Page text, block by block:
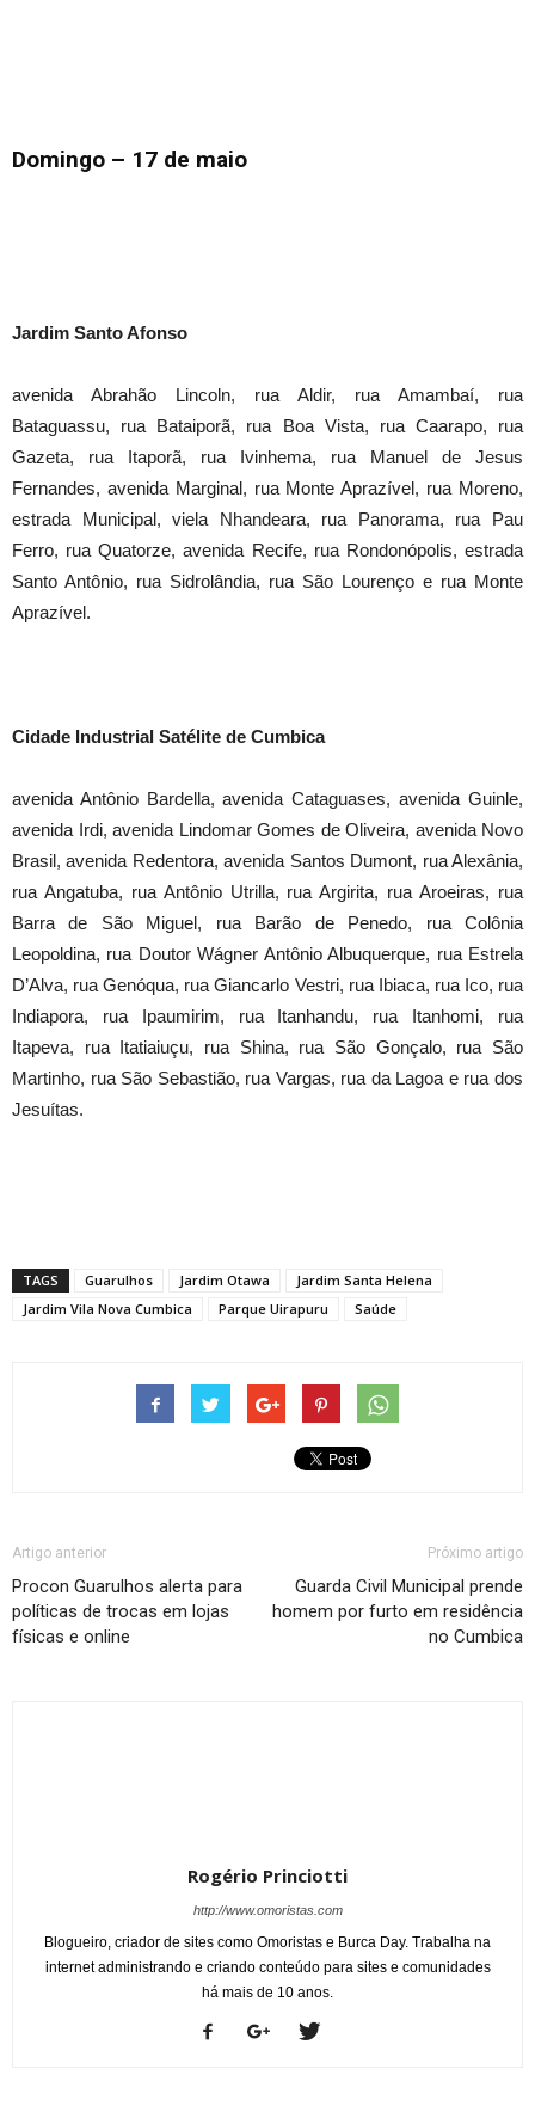
Domingo – 17 de maio
Jardim Santo Afonso
avenida Abrahão Lincoln, rua Aldir, rua Amambaí, rua
Bataguassu, rua Bataiporã, rua Boa Vista, rua Caarapo, rua
Gazeta, rua Itaporã, rua Ivinhema, rua Manuel de Jesus
Fernandes, avenida Marginal, rua Monte Aprazível, rua Moreno,
estrada Municipal, viela Nhandeara, rua Panorama, rua Pau
Ferro, rua Quatorze, avenida Recife, rua Rondonópolis, estrada
Santo Antônio, rua Sidrolândia, rua São Lourenço e rua Monte
Aprazível.
Cidade Industrial Satélite de Cumbica
avenida Antônio Bardella, avenida Cataguases, avenida Guinle,
avenida Irdi, avenida Lindomar Gomes de Oliveira, avenida Novo
Brasil, avenida Redentora, avenida Santos Dumont, rua Alexânia,
rua Angatuba, rua Antônio Utrilla, rua Argirita, rua Aroeiras, rua
Barra de São Miguel, rua Barão de Penedo, rua Colônia
Leopoldina, rua Doutor Wágner Antônio Albuquerque, rua Estrela
D’Alva, rua Genóqua, rua Giancarlo Vestri, rua Ibiaca, rua Ico, rua
Indiapora, rua Ipaumirim, rua Itanhandu, rua Itanhomi, rua
Itapeva, rua Itatiaiuçu, rua Shina, rua São Gonçalo, rua São
Martinho, rua São Sebastião, rua Vargas, rua da Lagoa e rua dos
Jesuítas.
TAGS Guarulhos Jardim Otawa
Jardim Santa Helena
Jardim Vila Nova Cumbica
Parque Uirapuru Saúde
Artigo anterior
Procon Guarulhos alerta para
políticas de trocas em lojas
físicas e online
Próximo artigo
Guarda Civil Municipal prende
homem por furto em residência
no Cumbica
Rogério Princiotti
http://www.omoristas.com
Blogueiro, criador de sites como Omoristas e Burca Day. Trabalha na
internet administrando e criando conteúdo para sites e comunidades
há mais de 10 anos.